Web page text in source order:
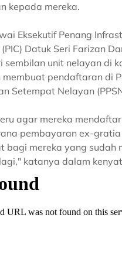
kepada mereka.
Eksekutif Penang
Datuk Seri Farizan
sembilan unit nelayan di
membuat pendaftaran di
Setempat Nelayan
agar mereka
pembayaran ex-
bagi mereka yang sudah
katanya dalam